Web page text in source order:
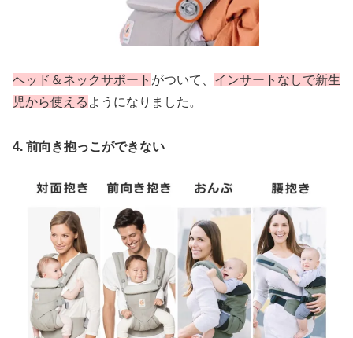
ヘッド＆ネックサポート がついて、 インサートなしで新生
児から使える ようになりました。
4. 前向き抱っこができない